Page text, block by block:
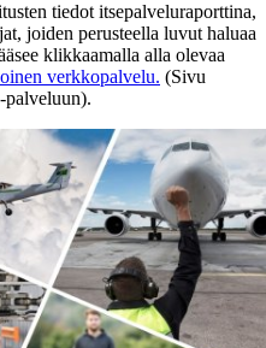
tiedot itsepalveluraporttina,
joiden perusteella luvut haluaa
klikkaamalla alla olevaa
verkkopalvelu. (Sivu